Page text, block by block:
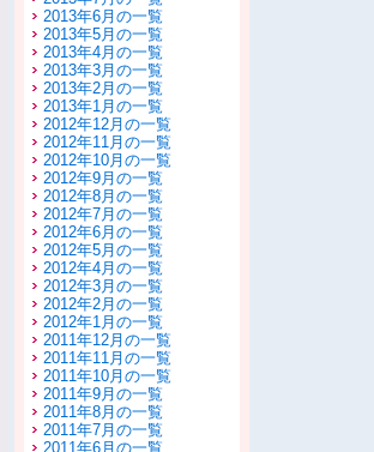
2013年6月の一覧
2013年5月の一覧
2013年4月の一覧
2013年3月の一覧
2013年2月の一覧
2013年1月の一覧
2012年12月の一覧
2012年11月の一覧
2012年10月の一覧
2012年9月の一覧
2012年8月の一覧
2012年7月の一覧
2012年6月の一覧
2012年5月の一覧
2012年4月の一覧
2012年3月の一覧
2012年2月の一覧
2012年1月の一覧
2011年12月の一覧
2011年11月の一覧
2011年10月の一覧
2011年9月の一覧
2011年8月の一覧
2011年7月の一覧
2011年6月の一覧